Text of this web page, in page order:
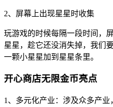
2、屏幕上出现星星时收集
玩游戏的时候每隔一段时间，
星星，趁它还没消失掉，我们
一颗小星星加到星星条里。
开心商店无限金币亮点
1、多元化产业：涉及众多产